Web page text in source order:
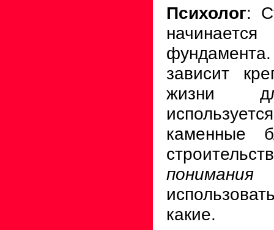
Психолог:
зависит
жизни
каменные
какие.